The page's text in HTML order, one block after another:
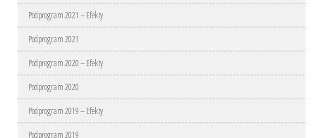
Podprogram 2021 – Efekty
Podprogram 2021
Podprogram 2020 – Efekty
Podprogram 2020
Podprogram 2019 – Efekty
Podprogram 2019